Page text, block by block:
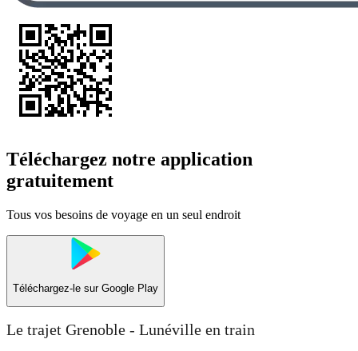
Téléchargez notre application
gratuitement
Tous vos besoins de voyage en un seul endroit
Téléchargez-le sur Google Play
Le trajet Grenoble - Lunéville en train